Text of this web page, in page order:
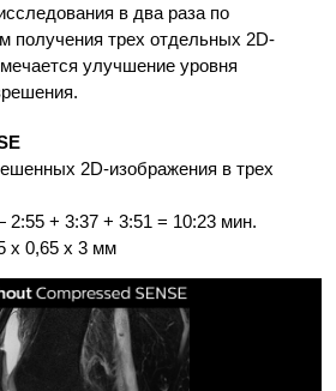
в два раза по
получения трех отдельных 2D-
улучшение уровня
2D-изображения в трех
+ 3:37 + 3:51 = 10:23 мин.
x 0,65 x 3 мм